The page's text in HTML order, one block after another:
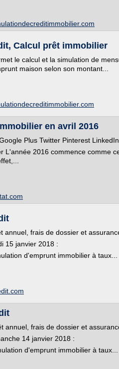
Calcul prêt immobilier
le calcul et la simulation de
maison selon son montant...
en avril 2016
Plus Twitter Pinterest
L'année 2016 commence comme
annuel, frais de dossier et
15 janvier 2018 :
d'emprunt immobilier à taux...
annuel, frais de dossier et
14 janvier 2018 :
d'emprunt immobilier à taux...